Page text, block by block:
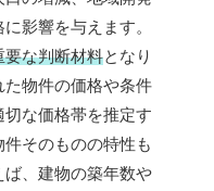
影響を与えます。
要な判断材料となり
た物件の価格や条件
な価格帯を推定す
そのものの特性も
、建物の築年数や